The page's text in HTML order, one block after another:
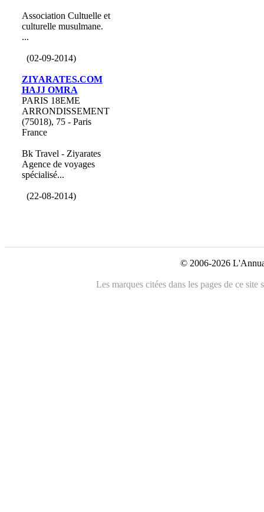
Association Cultuelle et
culturelle musulmane.
...
(02-09-2014)
ZIYARATES.COM
HAJJ OMRA
PARIS 18EME
ARRONDISSEMENT
(75018), 75 - Paris
France
Bk Travel - Ziyarates
Agence de voyages
spécialisé...
(22-08-2014)
© 2006-2026
Les marques citées dans les pages de ce